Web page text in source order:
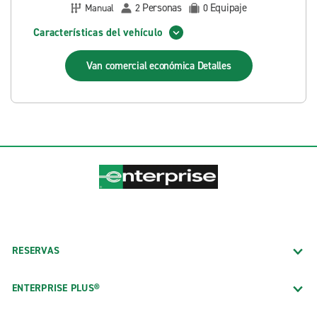
Manual
2 Personas 0 Equipaje
Características del vehículo
Van comercial económica Detalles
RESERVAS
ENTERPRISE PLUS®